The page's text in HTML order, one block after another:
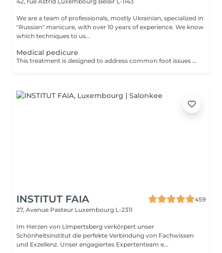
We are a team of professionals, mostly Ukrainian, specialized in
"Russian" manicure, with over 10 years of experience. We know
which techniques to us...
Medical pedicure
This treatment is designed to address common foot issues such as cracks, calluses, corns, ingrown toenail correction... All managed with precision by our sepcialist. Service content: -Initial assessment of the foot condition -Hygienic cleansing and softening of the skin -Removal of hardened or thickened areas -Detailed nail care and reshaping -Targeted treatment of problem zones -Application of a therapeutic foot cream
INSTITUT FAIA
459
27, Avenue Pasteur Luxembourg L-2311
Im Herzen von Limpertsberg verkörpert unser
Schönheitsinstitut die perfekte Verbindung von Fachwissen
und Exzellenz. Unser engagiertes Expertenteam e...